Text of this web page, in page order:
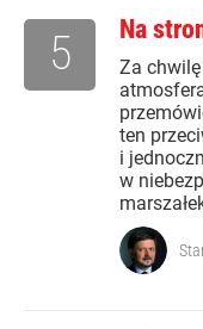
Na
Za
ten
i
w
5